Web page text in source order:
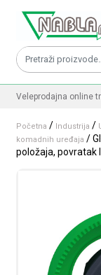
Pretraži:
Veleprodajna online
Početna / Industrija /
komadnih uređaja /
položaja, povratak